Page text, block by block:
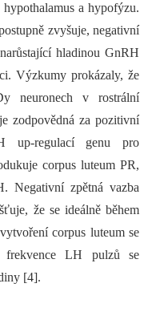
a hypofýzu.
zvyšuje, negativní
hladinou GnRH
Výzkumy prokázaly, že
neuronech v rostrální
zodpovědná za pozitivní
up-regulací genu pro
corpus luteum PR,
Negativní zpětná vazba
že se ideálně během
corpus luteum se
frekvence LH pulzů se
[4].